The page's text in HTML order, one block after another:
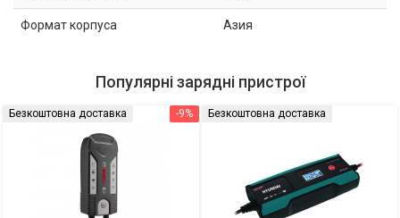
Формат корпуса Азия
Популярні зарядні пристрої
-9%
Безкоштовна доставка Безкоштовна доставка